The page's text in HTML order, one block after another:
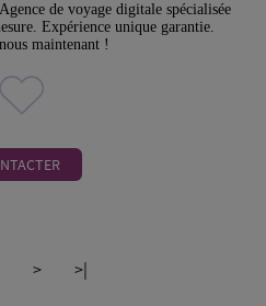
de voyage digitale spécialisée
Expérience unique garantie.
maintenant !
> >|